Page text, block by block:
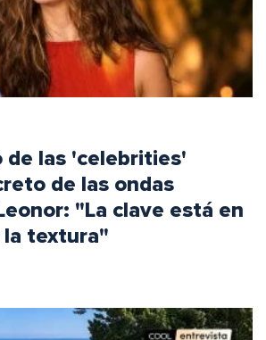
de las 'celebrities'
de las ondas
"La clave está en
textura"